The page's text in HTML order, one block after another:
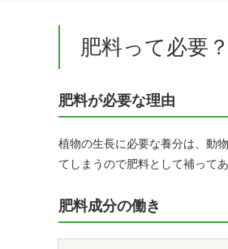
肥料って必要
肥料が必要な理由
植物の生長に必要な養分は、動
てしまうので肥料として補って
肥料成分の働き